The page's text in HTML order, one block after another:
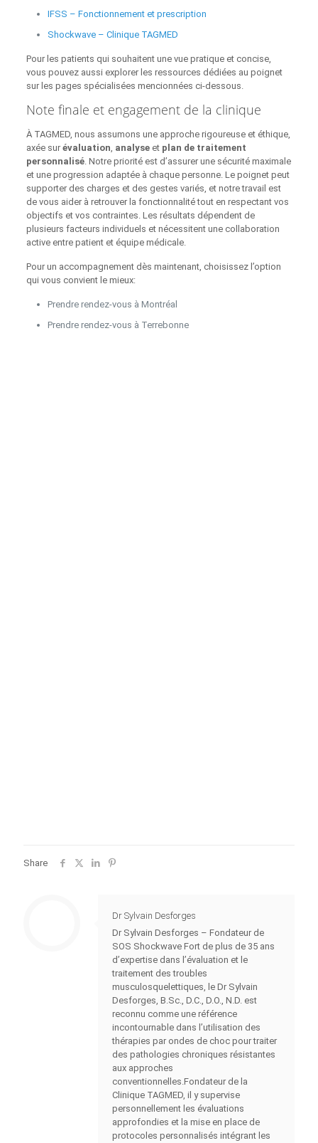
IFSS – Fonctionnement et prescription
Shockwave – Clinique TAGMED
Pour les patients qui souhaitent une vue pratique et concise,
vous pouvez aussi explorer les ressources dédiées au poignet
sur les pages spécialisées mencionnées ci‑dessous.
Note finale et engagement de la clinique
À TAGMED, nous assumons une approche rigoureuse et éthique,
axée sur évaluation, analyseet plan de traitement
personnalisé. Notre priorité est d’assurer une sécurité maximale
et une progression adaptée à chaque personne. Le poignet peut
supporter des charges et des gestes variés, et notre travail est
de vous aider à retrouver la fonctionnalité tout en respectant vos
objectifs et vos contraintes. Les résultats dépendent de
plusieurs facteurs individuels et nécessitent une collaboration
active entre patient et équipe médicale.
Pour un accompagnement dès maintenant, choisissez l’option
qui vous convient le mieux:
Prendre rendez‑vous à Montréal
Prendre rendez‑vous à Terrebonne
Share
Dr Sylvain Desforges
Dr Sylvain Desforges – Fondateur de
SOS Shockwave Fort de plus de 35 ans
d’expertise dans l’évaluation et le
traitement des troubles
musculosquelettiques, le Dr Sylvain
Desforges, B.Sc., D.C., D.O., N.D. est
reconnu comme une référence
incontournable dans l’utilisation des
thérapies par ondes de choc pour traiter
des pathologies chroniques résistantes
aux approches
conventionnelles.Fondateur de la
Clinique TAGMED, il y supervise
personnellement les évaluations
approfondies et la mise en place de
protocoles personnalisés intégrant les